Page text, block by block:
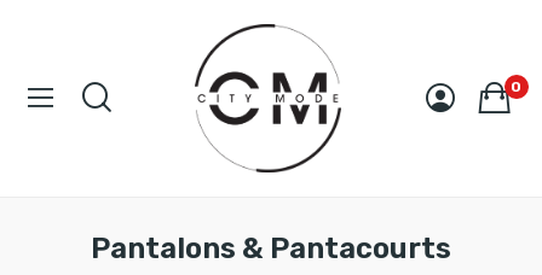
0
Pantalons & Pantacourts